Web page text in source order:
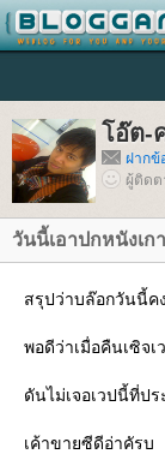
อ๊ต-
ฝากข้
ผู้ติดต
วันนี้เอาปกหนังเ
สรุปว่าบล๊อกวันนี้ค
พอดีว่าเมื่อคืนเซิจ
ดันไม่เจอเวปนี้ที่ป
เค้าขายซีดีอ่าคัรบ